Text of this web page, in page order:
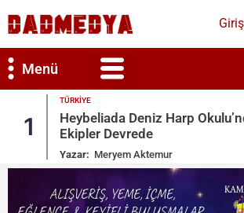
Menü
2
2026 TMO Fındık Alım
İşte Detaylar
Yazar: Mihra Güleser